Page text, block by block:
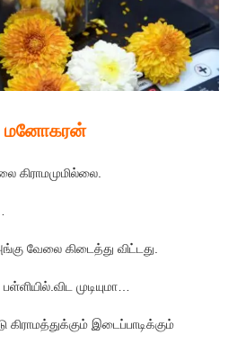
மனோகரன்
கிராமமுமில்லை.
வேலை கிடைத்து விட்டது.
முடியுமா…
இடைப்பாடிக்கும்